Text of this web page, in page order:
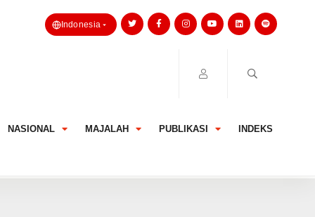
Indonesia
NASIONAL MAJALAH PUBLIKASI INDEKS